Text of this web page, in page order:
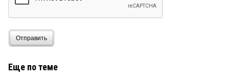
Отправить
Еще по теме